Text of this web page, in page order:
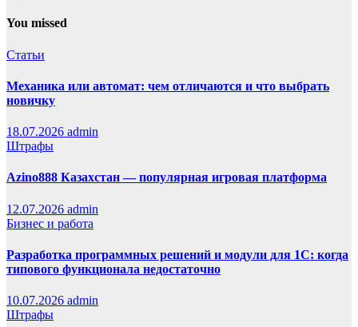
You missed
Статьи
Механика или автомат: чем отличаются и что выбрать
новичку
18.07.2026 admin
Штрафы
Azino888 Казахстан — популярная игровая платформа
12.07.2026 admin
Бизнес и работа
Разработка программных решений и модули для 1С: когда
типового функционала недостаточно
10.07.2026 admin
Штрафы